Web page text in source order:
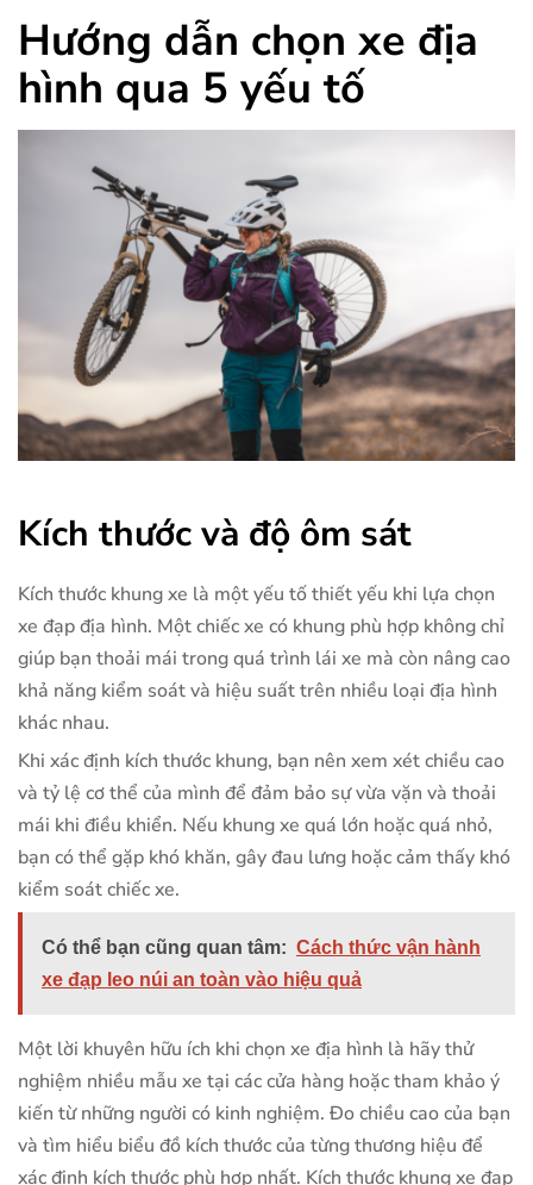
Hướng dẫn chọn xe địa
hình qua 5 yếu tố
Kích thước và độ ôm sát
Kích thước khung xe là một yếu tố thiết yếu khi lựa chọn
xe đạp địa hình. Một chiếc xe có khung phù hợp không chỉ
giúp bạn thoải mái trong quá trình lái xe mà còn nâng cao
khả năng kiểm soát và hiệu suất trên nhiều loại địa hình
khác nhau.
Khi xác định kích thước khung, bạn nên xem xét chiều cao
và tỷ lệ cơ thể của mình để đảm bảo sự vừa vặn và thoải
mái khi điều khiển. Nếu khung xe quá lớn hoặc quá nhỏ,
bạn có thể gặp khó khăn, gây đau lưng hoặc cảm thấy khó
kiểm soát chiếc xe.
Có thể bạn cũng quan tâm: Cách thức vận hành
xe đạp leo núi an toàn vào hiệu quả
Một lời khuyên hữu ích khi chọn xe địa hình là hãy thử
nghiệm nhiều mẫu xe tại các cửa hàng hoặc tham khảo ý
kiến từ những người có kinh nghiệm. Đo chiều cao của bạn
và tìm hiểu biểu đồ kích thước của từng thương hiệu để
xác định kích thước phù hợp nhất. Kích thước khung xe đạp